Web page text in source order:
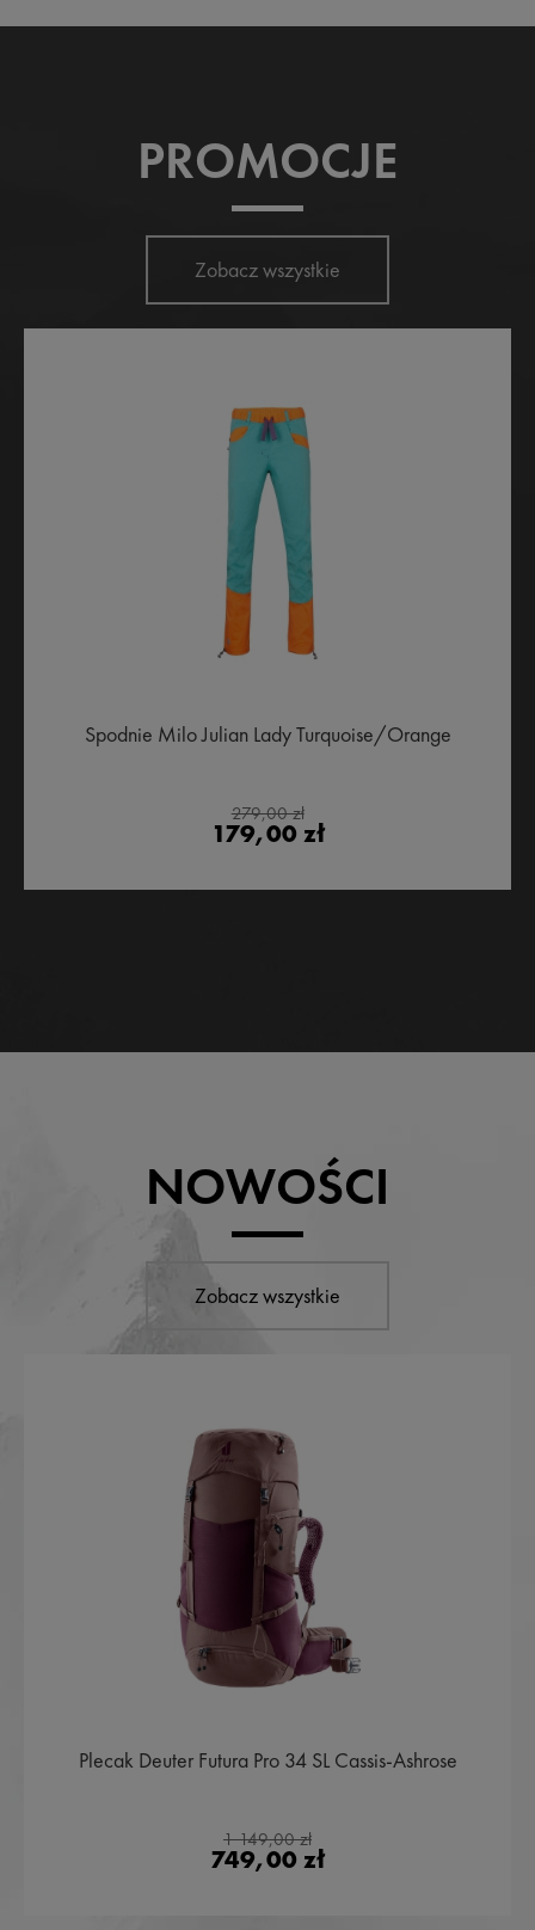
PROMOCJE
Zobacz wszystkie
Spodnie Milo Julian Lady Turquoise/Orange
279,00 zł
179,00 zł
NOWOŚCI
Zobacz wszystkie
Plecak Deuter Futura Pro 34 SL Cassis-Ashrose
1 149,00 zł
749,00 zł